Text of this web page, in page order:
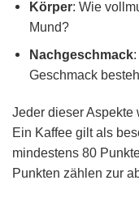
Körper: Wie
Mund?
Nachgeschmack
Geschmack
Jeder dieser Aspekte
Ein Kaffee gilt als
mindestens 80
Punkten zählen zur